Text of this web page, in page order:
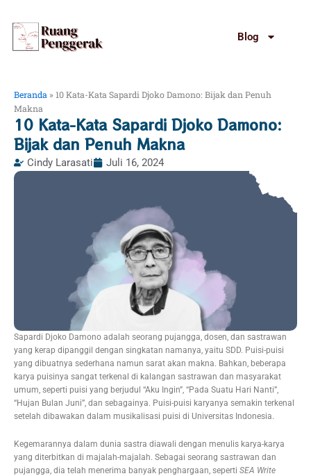
konten
Blog
Beranda » 10 Kata-Kata Sapardi Djoko Damono: Bijak dan Penuh
Makna
10 Kata-Kata Sapardi Djoko Damono:
Bijak dan Penuh Makna
Cindy Larasati Juli 16, 2024
Sapardi Djoko Damono adalah seorang pujangga, dosen, dan sastrawan
yang kerap dipanggil dengan singkatan namanya, yaitu SDD. Puisi-puisi
yang dibuatnya sederhana namun sarat akan makna. Bahkan, beberapa
karya puisinya sangat terkenal di kalangan sastrawan dan masyarakat
umum, seperti puisi yang berjudul “Aku Ingin”, “Pada Suatu Hari Nanti”,
“Hujan Bulan Juni”, dan sebagainya. Puisi-puisi karyanya semakin terkenal
setelah dibawakan dalam musikalisasi puisi di Universitas Indonesia.
Kegemarannya dalam dunia sastra diawali dengan menulis karya-karya
yang diterbitkan di majalah-majalah. Sebagai seorang sastrawan dan
pujangga, dia telah menerima banyak penghargaan, seperti SEA Write